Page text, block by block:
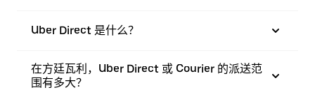
Uber Direct 是什么？
在方廷瓦利，Uber Direct 或 Courier 的派送范
围有多大？